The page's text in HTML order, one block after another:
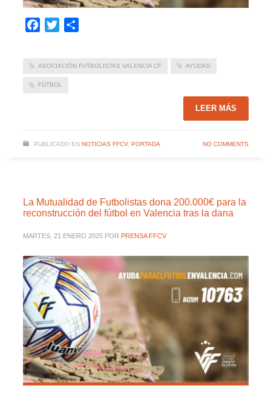
Facebook
Twitter
ASOCIACIÓN FUTBOLISTAS VALENCIA CF AYUDAS
FÚTBOL
LEER MÁS
PUBLICADO EN NOTICIAS FFCV, PORTADA NO COMMENTS
La Mutualidad de Futbolistas dona 200.000€ para la
reconstrucción del fútbol en Valencia tras la dana
MARTES, 21 ENERO 2025 POR PRENSA FFCV